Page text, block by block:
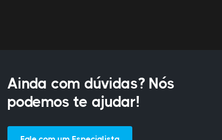
Ainda com dúvidas? Nós
podemos te ajudar!